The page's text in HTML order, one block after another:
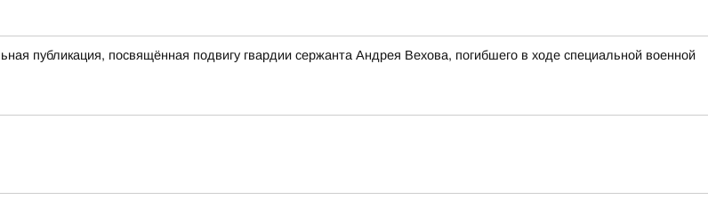
публикация, посвящённая подвигу гвардии сержанта Андрея Вехова, погибшего в ходе специальной военной